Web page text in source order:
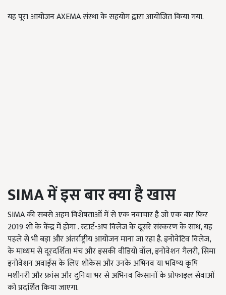
यह पूरा आयोजन AXEMA संस्था के सहयोग द्वारा आयोजित किया गया.
SIMAमें इस बार क्या है खास
SIMA की सबसे अहम विशेषताओं में से एक नवाचार है जो एक बार फिर
2019 शो के केंद्र में होगा . स्टार्ट-अप विलेज के दूसरे संस्करण के साथ, यह
पहले से भी बड़ा और अंतर्राष्ट्रीय आयोजन माना जा रहा है. इनोवेटिव विलेज,
के माध्यम से दूरदर्शिता मंच और इसकी वीडियो वॉल, इनोवेशन गैलरी, सिमा
इनोवेशन अवार्ड्स के लिए शोकेस और उनके अभिनव या भविष्य कृषि
मशीनरी और फ्रांस और दुनिया भर से अभिनव किसानों के प्रोफाइल सेवाओं
को प्रदर्शित किया जाएगा.